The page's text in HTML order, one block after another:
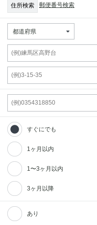
郵便番号検索
都道府県
すぐにでも
1ヶ月以内
1〜3ヶ月以内
3ヶ月以降
あり